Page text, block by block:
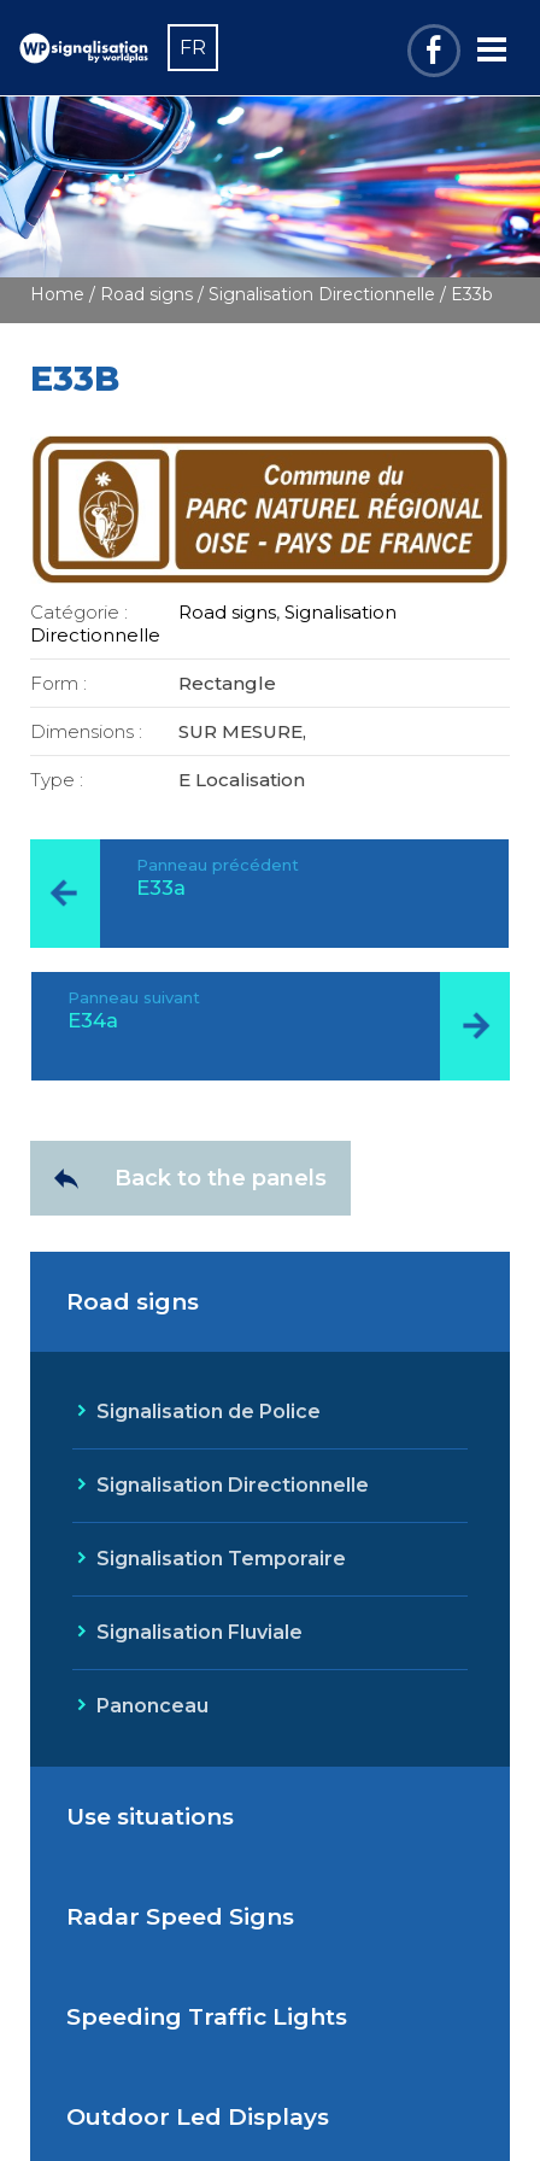
FR
Home / Road signs / Signalisation Directionnelle / E33b
E33B
Catégorie : Road signs,Signalisation
Directionnelle
Form : Rectangle
Dimensions : SUR MESURE,
Type : E Localisation
Panneau précédent
E33a
Panneau suivant
E34a
Back to the panels
Road signs
Signalisation de Police
Signalisation Directionnelle
Signalisation Temporaire
Signalisation Fluviale
Panonceau
Use situations
Situations de signalisation
Situations de signalisation
Radar Speed Signs
Radar Speed Sign
Speeding Traffic Lights
Speeding Traffic Light
Outdoor Led Displays